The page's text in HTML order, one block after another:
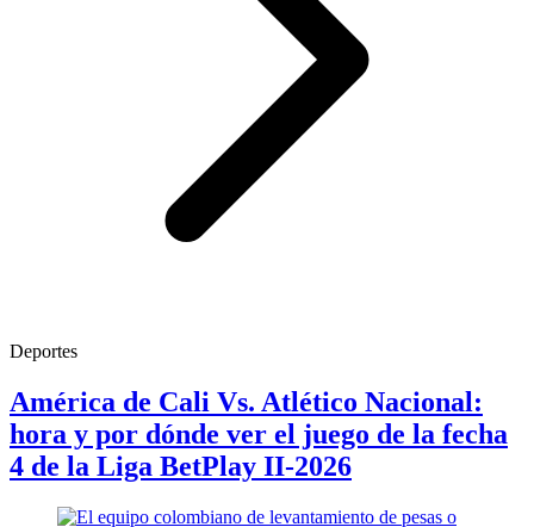
Deportes
América de Cali Vs. Atlético Nacional:
hora y por dónde ver el juego de la fecha
4 de la Liga BetPlay II-2026